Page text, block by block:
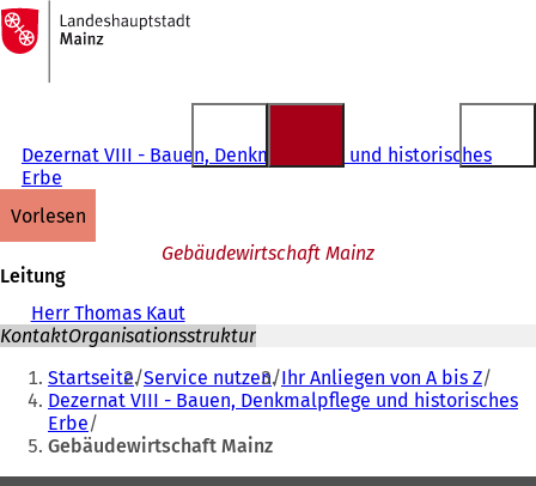
Inhalt anspringen
Zur
Startseite
Dezernat VIII - Bauen, Denkmalpflege und historisches
Erbe
vorlesen
Gebäudewirtschaft Mainz
Leitung
Herr Thomas Kaut
KontaktOrganisationsstruktur
Sie
befinden
sich
Startseite Service nutzen Ihr Anliegen von A bis Z
Dezernat VIII - Bauen, Denkmalpflege und historisches
Erbe
Gebäudewirtschaft Mainz